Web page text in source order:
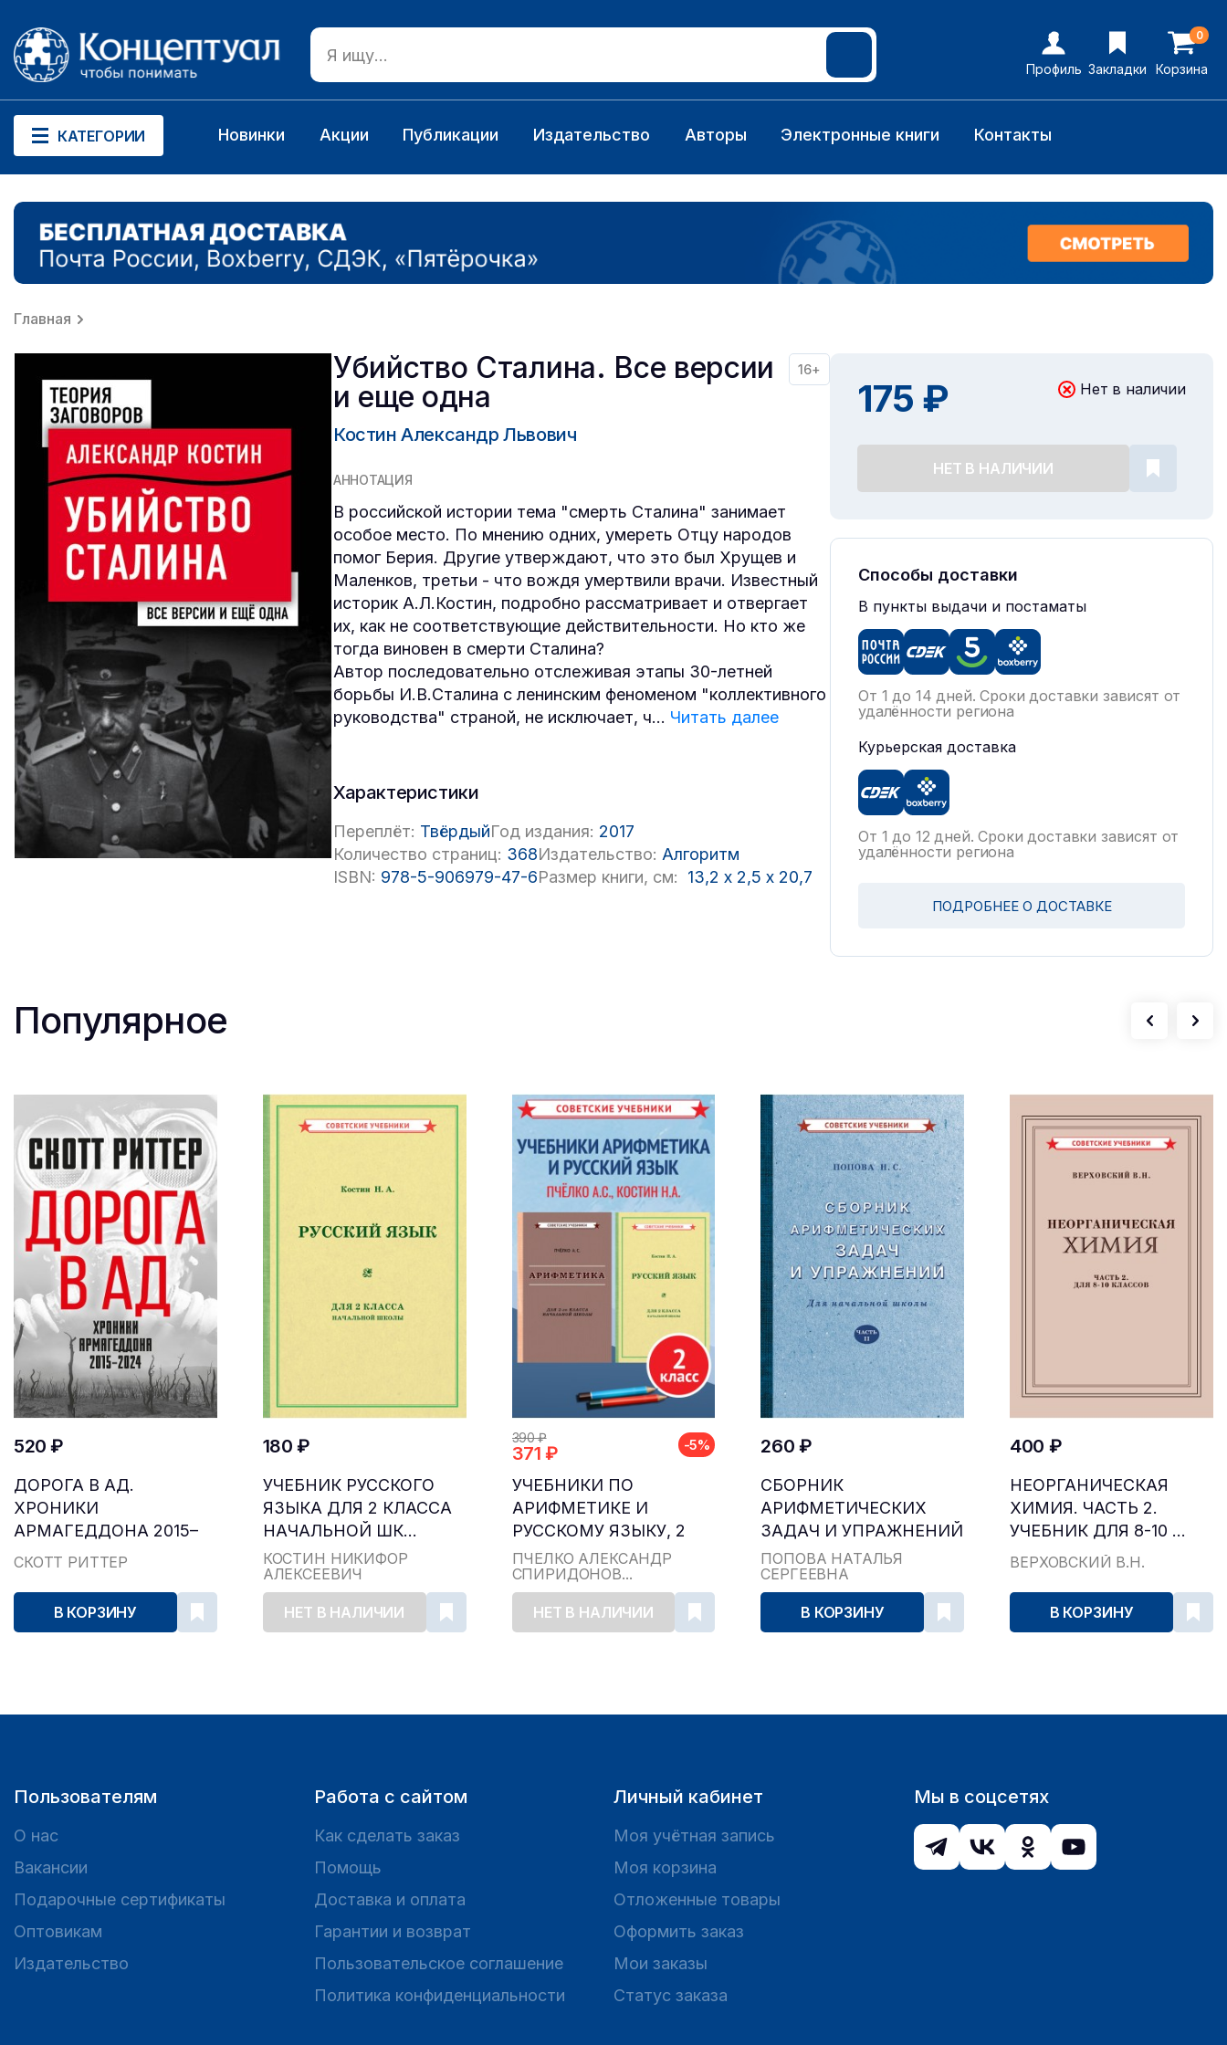
Профиль Закладки
0
Корзина
КАТЕГОРИИ Новинки Акции Публикации Издательство Авторы Электронные книги Контакты
Главная
Убийство Сталина. Все версии
и еще одна
16+
Костин Александр Львович
АННОТАЦИЯ
В российской истории тема "смерть Сталина" занимает
особое место. По мнению одних, умереть Отцу народов
помог Берия. Другие утверждают, что это был Хрущев и
Маленков, третьи - что вождя умертвили врачи. Известный
историк А.Л.Костин, подробно рассматривает и отвергает
их, как не соответствующие действительности. Но кто же
тогда виновен в смерти Сталина?
Автор последовательно отслеживая этапы 30-летней
борьбы И.В.Сталина с ленинским феноменом "коллективного
руководства" страной, не исключает, ч... Читать далее
Характеристики
Переплёт: ТвёрдыйГод издания: 2017
Количество страниц: 368Издательство: Алгоритм
ISBN: 978-5-906979-47-6Размер книги, см: 13,2 x 2,5 x 20,7
175 ₽ Нет в наличии
НЕТ В НАЛИЧИИ
Способы доставки
В пункты выдачи и постаматы
От 1 до 14 дней. Сроки доставки зависят от
удалённости региона
Курьерская доставка
От 1 до 12 дней. Сроки доставки зависят от
удалённости региона
ПОДРОБНЕЕ О ДОСТАВКЕ
Популярное
520 ₽
ДОРОГА В АД.
ХРОНИКИ
АРМАГЕДДОНА 2015–
2024
СКОТТ РИТТЕР
В КОРЗИНУ
180 ₽
УЧЕБНИК РУССКОГО
ЯЗЫКА ДЛЯ 2 КЛАССА
НАЧАЛЬНОЙ ШК...
КОСТИН НИКИФОР
АЛЕКСЕЕВИЧ
НЕТ В НАЛИЧИИ
390 ₽
371 ₽ -5%
УЧЕБНИКИ ПО
АРИФМЕТИКЕ И
РУССКОМУ ЯЗЫКУ, 2
КЛАСС...
ПЧЁЛКО АЛЕКСАНДР
СПИРИДОНОВ...
НЕТ В НАЛИЧИИ
260 ₽
СБОРНИК
АРИФМЕТИЧЕСКИХ
ЗАДАЧ И УПРАЖНЕНИЙ
ДЛЯ НА...
ПОПОВА НАТАЛЬЯ
СЕРГЕЕВНА
В КОРЗИНУ
400 ₽
НЕОРГАНИЧЕСКАЯ
ХИМИЯ. ЧАСТЬ 2.
УЧЕБНИК ДЛЯ 8-10 ...
ВЕРХОВСКИЙ В.Н.
В КОРЗИНУ
Пользователям
О нас
Вакансии
Подарочные сертификаты
Оптовикам
Издательство
Работа с сайтом
Как сделать заказ
Помощь
Доставка и оплата
Гарантии и возврат
Пользовательское соглашение
Политика конфиденциальности
Личный кабинет
Моя учётная запись
Моя корзина
Отложенные товары
Оформить заказ
Мои заказы
Статус заказа
Мы в соцсетях